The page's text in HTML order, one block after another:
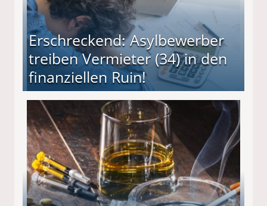
Erschreckend: Asylbewerber
treiben Vermieter (34) in den
finanziellen Ruin!
(34) in den finanziellen Ruin!